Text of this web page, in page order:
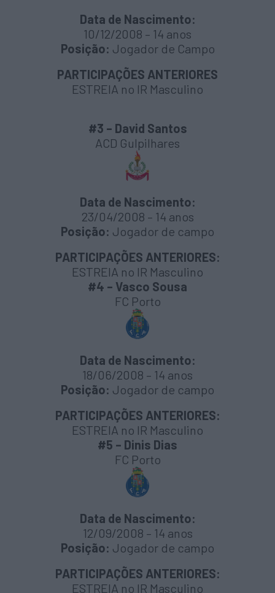
Data de Nascimento:
10/12/2008 – 14 anos
Posição: Jogador de Campo
PARTICIPAÇÕES ANTERIORES
ESTREIA no IR Masculino
#3 – David Santos
ACD Gulpilhares
Data de Nascimento:
23/04/2008 – 14 anos
Posição: Jogador de campo
PARTICIPAÇÕES ANTERIORES:
ESTREIA no IR Masculino
#4 – Vasco Sousa
FC Porto
Data de Nascimento:
18/06/2008 – 14 anos
Posição: Jogador de campo
PARTICIPAÇÕES ANTERIORES:
ESTREIA no IR Masculino
#5 – Dinis Dias
FC Porto
Data de Nascimento:
12/09/2008 – 14 anos
Posição: Jogador de campo
PARTICIPAÇÕES ANTERIORES:
ESTREIA no IR Masculino